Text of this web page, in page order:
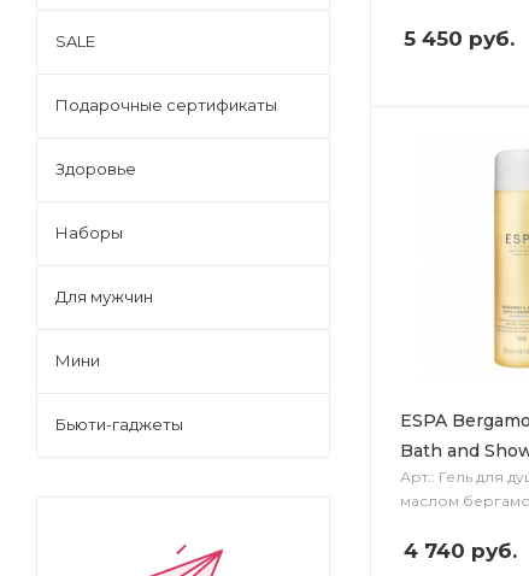
5 450 руб.
ESPA
Bath and
Арт.: Гель для
маслом
4 740 руб.
SALE
Подарочные сертификаты
Здоровье
Наборы
Для мужчин
Мини
Бьюти-гаджеты